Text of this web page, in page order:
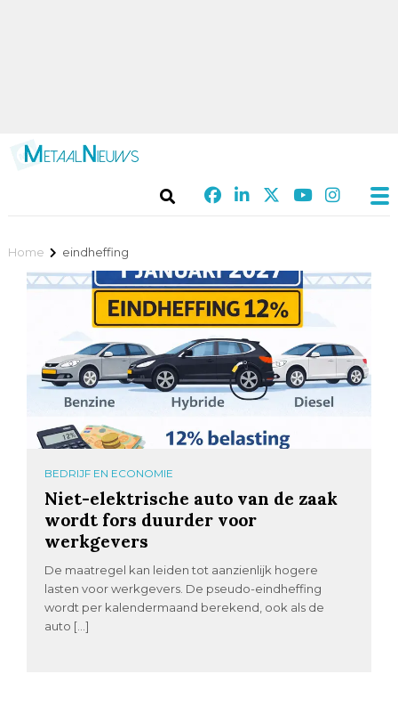
Home eindheffing
BEDRIJF EN ECONOMIE
Niet-elektrische auto van de zaak
wordt fors duurder voor
werkgevers
De maatregel kan leiden tot aanzienlijk hogere
lasten voor werkgevers. De pseudo-eindheffing
wordt per kalendermaand berekend, ook als de
auto […]